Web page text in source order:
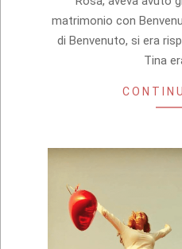
matrimonio con
di Benvenuto, si era
Tina